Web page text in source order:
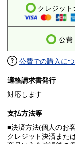
クレジット
公費
公費での購入に
適格請求書発行
対応します
支払方法等
■決済方法(個人のお
クレジット決済また